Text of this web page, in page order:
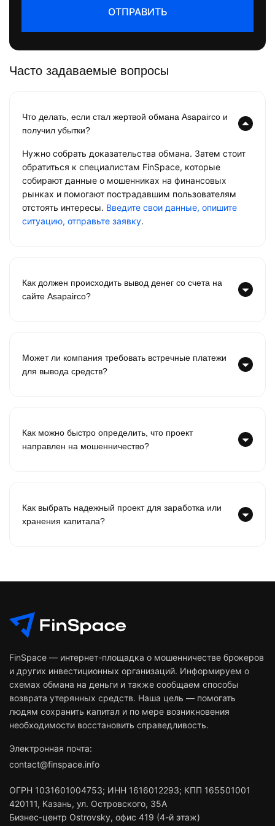
ОТПРАВИТЬ
Часто задаваемые вопросы
Что делать, если стал жертвой обмана Asapairco и
получил убытки?
Нужно собрать доказательства обмана. Затем стоит
обратиться к специалистам FinSpace, которые
собирают данные о мошенниках на финансовых
рынках и помогают пострадавшим пользователям
отстоять интересы. Введите свои данные, опишите
ситуацию, отправьте заявку.
Как должен происходить вывод денег со счета на
сайте Asapairco?
Может ли компания требовать встречные платежи
для вывода средств?
Как можно быстро определить, что проект
направлен на мошенничество?
Как выбрать надежный проект для заработка или
хранения капитала?
FinSpace — интернет-площадка о мошенничестве брокеров
и других инвестиционных организаций. Информируем о
схемах обмана на деньги и также сообщаем способы
возврата утерянных средств. Наша цель — помогать
людям сохранить капитал и по мере возникновения
необходимости восстановить справедливость.
Электронная почта:
contact@finspace.info
ОГРН 1031601004753; ИНН 1616012293; КПП 165501001
420111, Казань, ул. Островского, 35А
Бизнес-центр Ostrovsky, офис 419 (4-й этаж)